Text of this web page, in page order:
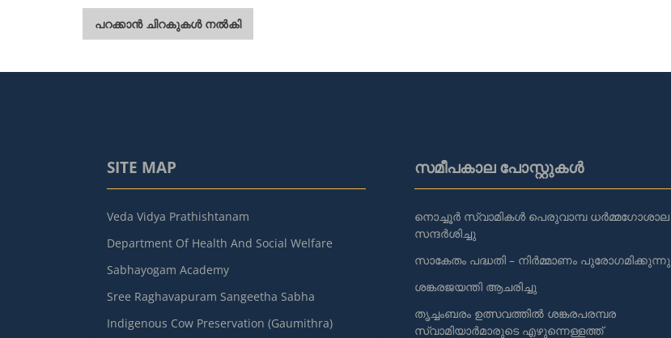
പോസ്റ്റുകളിലൂടെ
പറക്കാൻ ചിറകുകൾ നൽകി
SITE MAP
Veda Vidya Prathishtanam
Department Of Health And Social Welfare
Sabhayogam Academy
Sree Raghavapuram Sangeetha Sabha
Indigenous Cow Preservation (Gaumithra)
സമീപകാല പോസ്റ്റുകൾ
നൊച്ചൂർ സ്വാമികൾ പെരുവാമ്പ ധർമ്മഗോശാല
സന്ദർശിച്ചു
സാകേതം പദ്ധതി – നിർമ്മാണം പുരോഗമിക്കുന്നു
ശങ്കരജയന്തി ആചരിച്ചു
തൃച്ചംബരം ഉത്സവത്തിൽ ശങ്കരപരമ്പര
സ്വാമിയാർമാരുടെ എഴുന്നെള്ളത്ത്